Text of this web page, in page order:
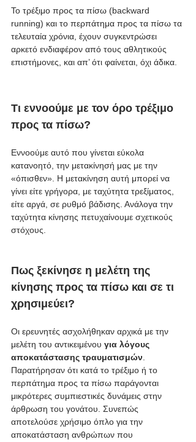
Το τρέξιμο προς τα πίσω (backward
running) και το περπάτημα προς τα πίσω τα
τελευταία χρόνια, έχουν συγκεντρώσει
αρκετό ενδιαφέρον από τους αθλητικούς
επιστήμονες, και απ’ ότι φαίνεται, όχι άδικα.
Τι εννοούμε με τον όρο τρέξιμο
προς τα πίσω?
Εννοούμε αυτό που γίνεται εύκολα
κατανοητό, την μετακίνησή μας με την
«όπισθεν». Η μετακίνηση αυτή μπορεί να
γίνει είτε γρήγορα, με ταχύτητα τρεξίματος,
είτε αργά, σε ρυθμό βάδισης. Ανάλογα την
ταχύτητα κίνησης πετυχαίνουμε σχετικούς
στόχους.
Πως ξεκίνησε η μελέτη της
κίνησης προς τα πίσω και σε τι
χρησιμεύει?
Οι ερευνητές ασχολήθηκαν αρχικά με την
μελέτη του αντικειμένου για λόγους
αποκατάστασης τραυματισμών
Παρατήρησαν ότι κατά το τρέξιμο ή το
περπάτημα προς τα πίσω παράγονται
μικρότερες συμπιεστικές δυνάμεις στην
άρθρωση του γονάτου. Συνεπώς
αποτελούσε χρήσιμο όπλο για την
αποκατάσταση ανθρώπων που